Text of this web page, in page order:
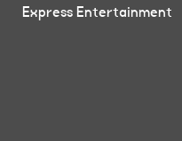
Express Entertainment